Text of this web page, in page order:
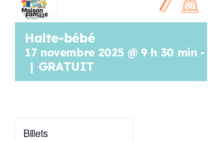
Halte-bébé
17 novembre 2025 @ 9 h 30 min -
| GRATUIT
Billets